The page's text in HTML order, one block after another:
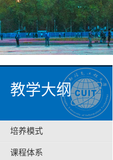
教学大纲
培养模式
课程体系